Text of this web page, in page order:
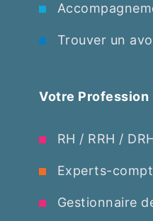
Trouver un
Votre Profession
RH / RRH /
Experts-
Gestionnaire